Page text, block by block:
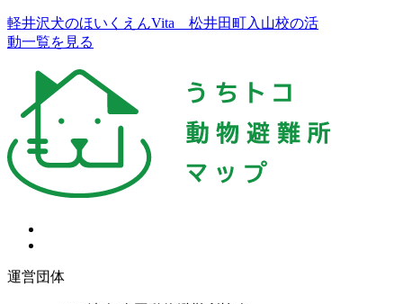
軽井沢犬のほいくえんVita 松井田町入山校の活
動一覧を見る
運営団体